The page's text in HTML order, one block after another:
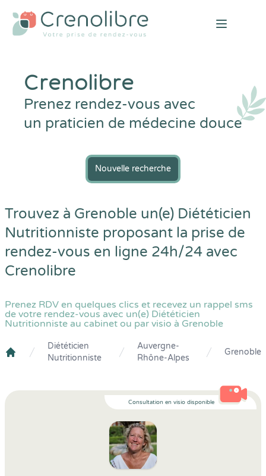
Open
Crenolibre
Prenez rendez-vous avec
un praticien de médecine douce
Nouvelle recherche
Trouvez à Grenoble un(e) Diététicien
Nutritionniste proposant la prise de
rendez-vous en ligne 24h/24 avec
Crenolibre
Prenez RDV en quelques clics et recevez un rappel sms
de votre rendez-vous avec un(e) Diététicien
Nutritionniste au cabinet ou par visio à Grenoble
Crenolibre
Diététicien
Nutritionniste
Auvergne-
Rhône-Alpes
Grenoble
Consultation en visio disponible